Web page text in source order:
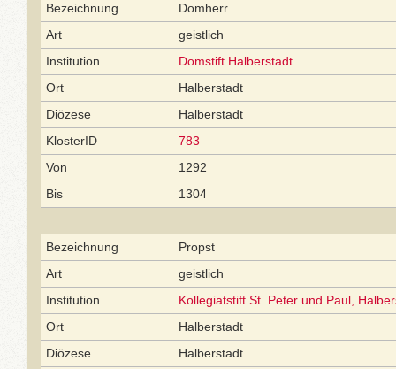
Bezeichnung
Domherr
Art
geistlich
Institution
Domstift Halberstadt
Ort
Halberstadt
Diözese
Halberstadt
KlosterID
783
Von
1292
Bis
1304
Bezeichnung
Propst
Art
geistlich
Institution
Kollegiatstift St. Peter und Paul,
Ort
Halberstadt
Diözese
Halberstadt